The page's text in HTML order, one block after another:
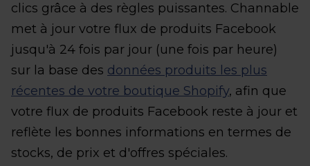
clics grâce à des règles puissantes. Channable
met à jour votre flux de produits Facebook
jusqu'à 24 fois par jour (une fois par heure)
sur la base des données produits les plus
récentes de votre boutique Shopify, afin que
votre flux de produits Facebook reste à jour et
reflète les bonnes informations en termes de
stocks, de prix et d'offres spéciales.